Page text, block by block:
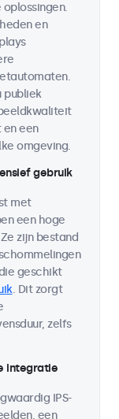
en
publiek
een
omgeving.
gebruik
met
een hoge
zijn bestand
geschikt
. Dit zorgt
zelfs
integratie
IPS-
een